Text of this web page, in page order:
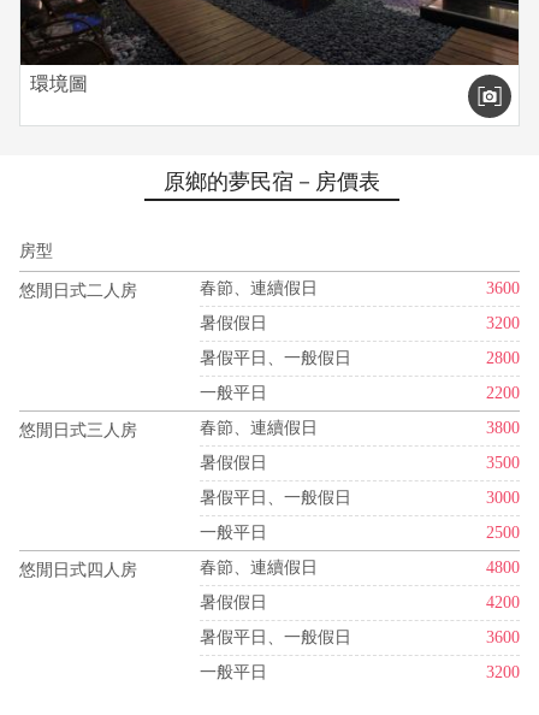
環境圖
原鄉的夢民宿－房價表
房型
悠閒日式二人房 春節、連續假日
3600
暑假假日
3200
暑假平日、一般假日
2800
一般平日
2200
悠閒日式三人房 春節、連續假日
3800
暑假假日
3500
暑假平日、一般假日
3000
一般平日
2500
悠閒日式四人房 春節、連續假日
4800
暑假假日
4200
暑假平日、一般假日
3600
一般平日
3200